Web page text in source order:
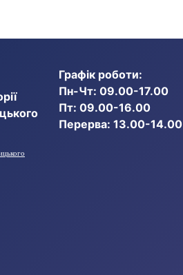
Графік роботи:
Пн-Чт: 09.00-17.00
Пт: 09.00-16.00
Перерва: 13.00-14.00